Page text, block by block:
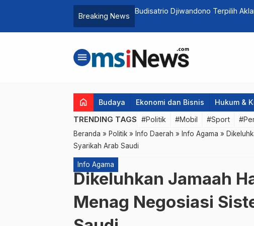
Breaking News
Budisatrio Djiwandono Terpilih
menu
home Budaya Ekonomi dan Bisnis Hukum &
TRENDING TAGS #Politik #Mobil #Sport
Beranda » Politik » Info Daerah » Info Agama »
Syarikah Arab Saudi
Info Agama
Dikeluhkan Jamaah
Menag Negosiasi